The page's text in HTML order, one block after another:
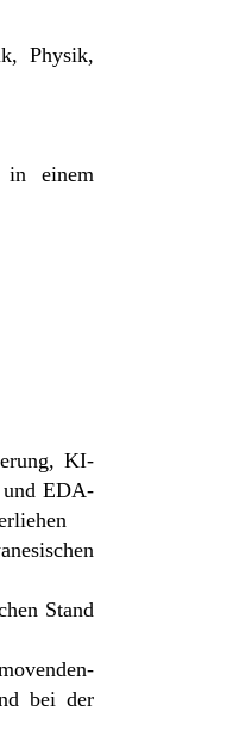
Physik,
in einem
KI-
und EDA-
Stand
bei der